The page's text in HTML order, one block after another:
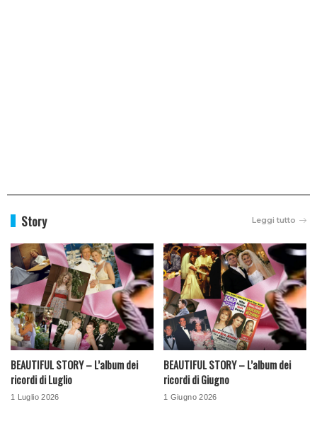
Story Leggi tutto
BEAUTIFUL STORY – L’album dei
ricordi di Luglio
1 Luglio 2026
BEAUTIFUL STORY – L’album dei
ricordi di Giugno
1 Giugno 2026